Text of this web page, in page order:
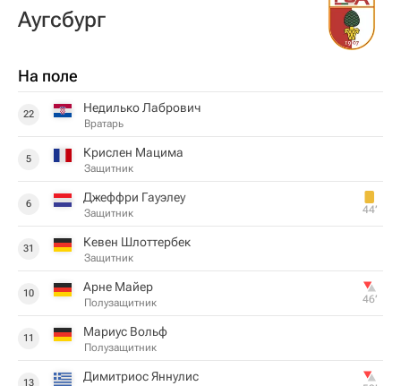
Аугсбург
На поле
22 Недилько Лабрович
Вратарь
5 Крислен Мацима
Защитник
6 Джеффри Гауэлеу
Защитник 44‎’‎
31 Кевен Шлоттербек
Защитник
10 Арне Майер
Полузащитник 46‎’‎
11 Мариус Вольф
Полузащитник
13 Димитриос Яннулис